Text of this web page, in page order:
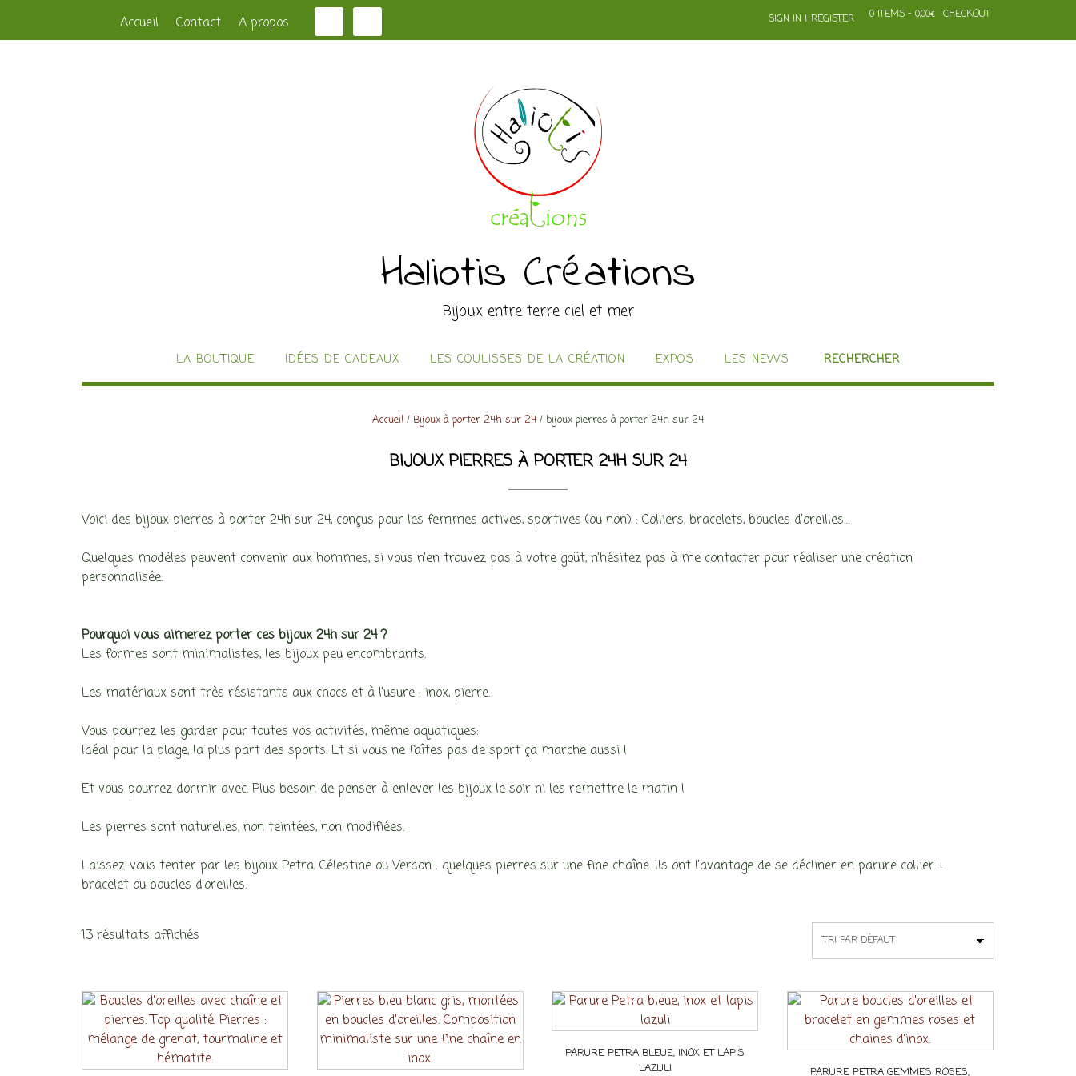
Accueil Contact A propos SIGN IN | REGISTER 0 ITEMS - 0,00€ CHECKOUT
Haliotis Créations
Bijoux entre terre ciel et mer
LA BOUTIQUE IDÉES DE CADEAUX LES COULISSES DE LA CRÉATION EXPOS LES NEWS RECHERCHER
Accueil / Bijoux à porter 24h sur 24 / bijoux pierres à porter 24h sur 24
BIJOUX PIERRES À PORTER 24H SUR 24
Voici des bijoux pierres à porter 24h sur 24, conçus pour les femmes actives, sportives (ou non) : Colliers, bracelets, boucles d’oreilles…
Quelques modèles peuvent convenir aux hommes, si vous n’en trouvez pas à votre goût, n’hésitez pas à me contacter pour réaliser une création
personnalisée.
Pourquoi vous aimerez porter ces bijoux 24h sur 24 ?
Les formes sont minimalistes, les bijoux peu encombrants.
Les matériaux sont très résistants aux chocs et à l’usure : inox, pierre.
Vous pourrez les garder pour toutes vos activités, même aquatiques:
Idéal pour la plage, la plus part des sports. Et si vous ne faîtes pas de sport ça marche aussi !
Et vous pourrez dormir avec. Plus besoin de penser à enlever les bijoux le soir ni les remettre le matin !
Les pierres sont naturelles, non teintées, non modifiées.
Laissez-vous tenter par les bijoux Petra, Célestine ou Verdon : quelques pierres sur une fine chaîne. Ils ont l’avantage de se décliner en parure collier +
bracelet ou boucles d’oreilles.
13 résultats affichés
PARURE PETRA BLEUE, INOX ET LAPIS
LAZULI
PARURE PETRA GEMMES ROSES,